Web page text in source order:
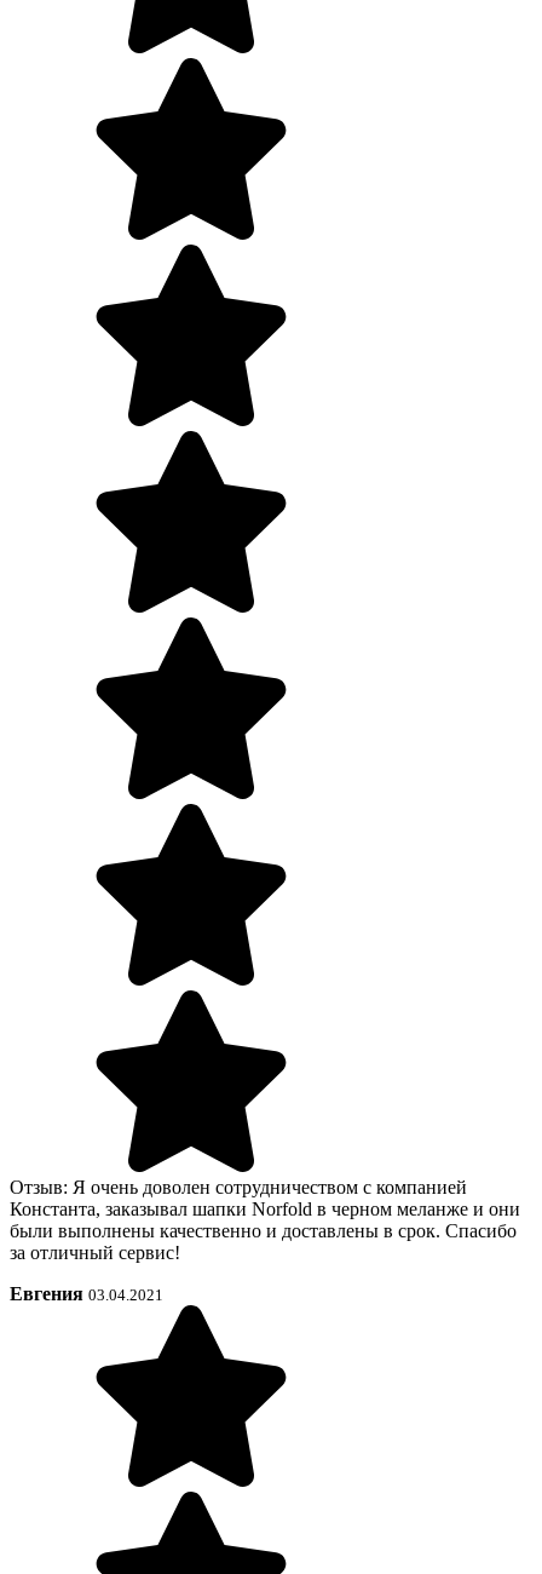
Отзыв: Я очень доволен сотрудничеством с компанией
Константа, заказывал шапки Norfold в черном меланже и они
были выполнены качественно и доставлены в срок. Спасибо
за отличный сервис!
Евгения 03.04.2021